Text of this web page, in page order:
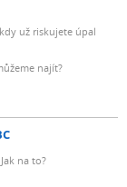
už riskujete úpal
najít?
na to?